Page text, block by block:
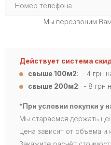
Мы перезвоним
Действует система
свыше 100м2: - 4 грн
свыше 200м2: - 8 грн
*При условии покупки у
Мы стараемся держать
Цена зависит от объема и